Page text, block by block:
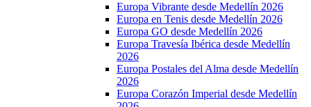
Europa Vibrante desde Medellín 2026
Europa en Tenis desde Medellín 2026
Europa GO desde Medellín 2026
Europa Travesía Ibérica desde Medellín
2026
Europa Postales del Alma desde Medellín
2026
Europa Corazón Imperial desde Medellín